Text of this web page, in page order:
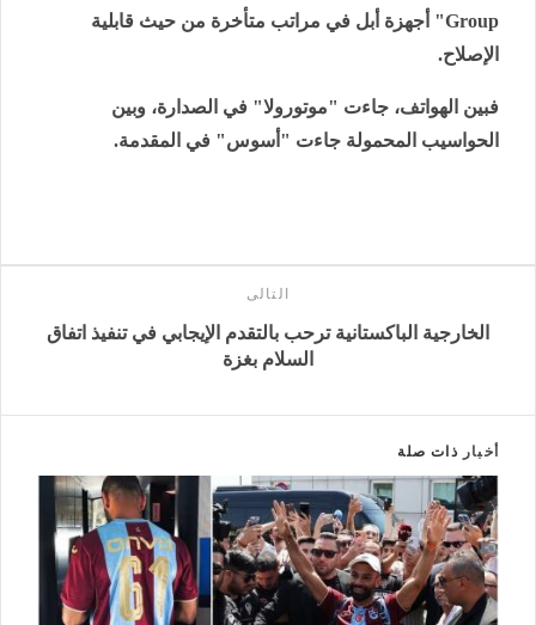
Group" أجهزة أبل في مراتب متأخرة من حيث قابلية
الإصلاح.
فبين الهواتف، جاءت "موتورولا" في الصدارة، وبين
الحواسيب المحمولة جاءت "أسوس" في المقدمة.
التالى
الخارجية الباكستانية ترحب بالتقدم الإيجابي في تنفيذ اتفاق
السلام بغزة
أخبار ذات صلة